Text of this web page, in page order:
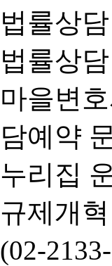
법률상
법률상
마을변
담예약
누리집
규제개
(02-